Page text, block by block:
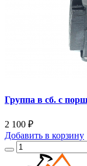
Группа в сб. с
2 100 ₽
Добавить в корзину